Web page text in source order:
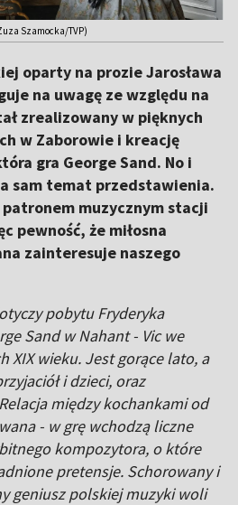
Szamocka/TVP)
oparty na prozie Jarosława
na uwagę ze względu na
zrealizowany w pięknych
w Zaborowie i kreację
gra George Sand. No i
sam temat przedstawienia.
muzycznym stacji
pewność, że miłosna
zainteresuje naszego
pobytu Fryderyka
Sand w Nahant - Vic we
XIX wieku. Jest gorące lato, a
i dzieci, oraz
między kochankami od
- w grę wchodzą liczne
kompozytora, o które
pretensje. Schorowany i
geniusz polskiej muzyki woli